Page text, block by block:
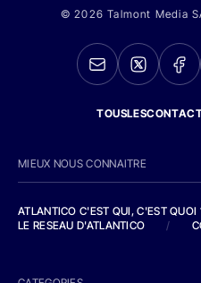
© 2026 Talmont Media
MIEUX NOUS CONNAITRE
ATLANTICO C'EST QUI, C'EST QUOI
LE RESEAU D'ATLANTICO
/